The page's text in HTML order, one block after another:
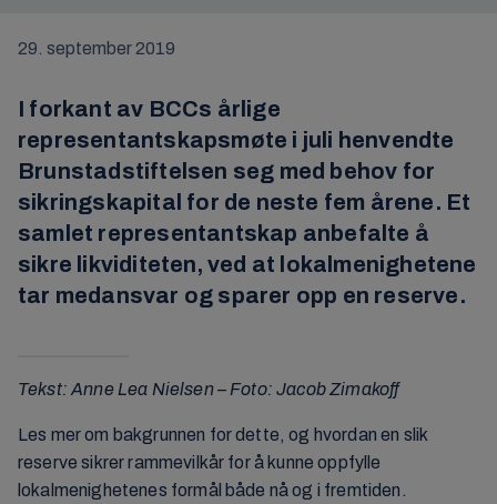
29. september 2019
I forkant av BCCs årlige
representantskapsmøte i juli henvendte
Brunstadstiftelsen seg med behov for
sikringskapital for de neste fem årene. Et
samlet representantskap anbefalte å
sikre likviditeten, ved at lokalmenighetene
tar medansvar og sparer opp en reserve.
Tekst: Anne Lea Nielsen – Foto: Jacob Zimakoff
Les mer om bakgrunnen for dette, og hvordan en slik
reserve sikrer rammevilkår for å kunne oppfylle
lokalmenighetenes formål både nå og i fremtiden.